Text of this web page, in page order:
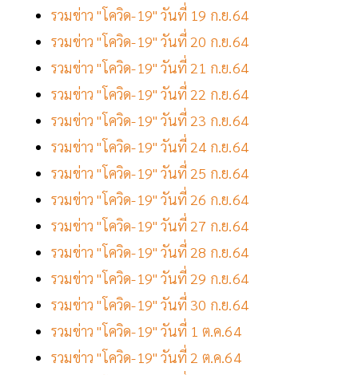
รวมข่าว "โควิด-19" วันที่ 19 ก.ย.64
รวมข่าว "โควิด-19" วันที่ 20 ก.ย.64
รวมข่าว "โควิด-19" วันที่ 21 ก.ย.64
รวมข่าว "โควิด-19" วันที่ 22 ก.ย.64
รวมข่าว "โควิด-19" วันที่ 23 ก.ย.64
รวมข่าว "โควิด-19" วันที่ 24 ก.ย.64
รวมข่าว "โควิด-19" วันที่ 25 ก.ย.64
รวมข่าว "โควิด-19" วันที่ 26 ก.ย.64
รวมข่าว "โควิด-19" วันที่ 27 ก.ย.64
รวมข่าว "โควิด-19" วันที่ 28 ก.ย.64
รวมข่าว "โควิด-19" วันที่ 29 ก.ย.64
รวมข่าว "โควิด-19" วันที่ 30 ก.ย.64
รวมข่าว "โควิด-19" วันที่ 1 ต.ค.64
รวมข่าว "โควิด-19" วันที่ 2 ต.ค.64